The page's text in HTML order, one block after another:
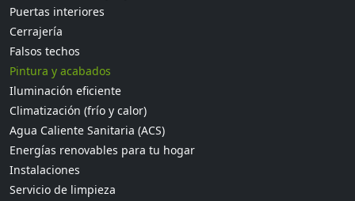
Puertas interiores
Cerrajería
Falsos techos
Pintura y acabados
Iluminación eficiente
Climatización (frío y calor)
Agua Caliente Sanitaria (ACS)
Energías renovables para tu hogar
Instalaciones
Servicio de limpieza